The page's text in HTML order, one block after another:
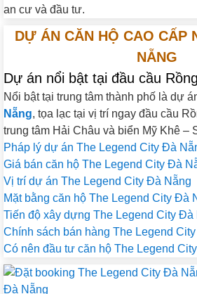
an cư và đầu tư.
DỰ ÁN CĂN HỘ CAO CẤP
NẴNG
Dự án nổi bật tại đầu cầu
Nổi bật tại trung tâm thành phố là dự
Nẵng, tọa lạc tại vị trí ngay đầu cầu
trung tâm Hải Châu và biển Mỹ Khê –
Pháp lý dự án The Legend City Đà
Giá bán căn hộ The Legend City Đà
Vị trí dự án The Legend City Đà Nẵng
Mặt bằng căn hộ The Legend City Đà
Tiến độ xây dựng The Legend City Đà
Chính sách bán hàng The Legend
Có nên đầu tư căn hộ The Legend